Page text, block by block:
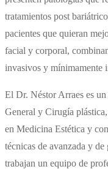
tratamientos post
pacientes que quieran
facial y corporal,
invasivos y mínimamente
El Dr. Néstor Arraes es
General y Cirugía
en Medicina Estética y
técnicas de avanzada y
trabajan un equipo de